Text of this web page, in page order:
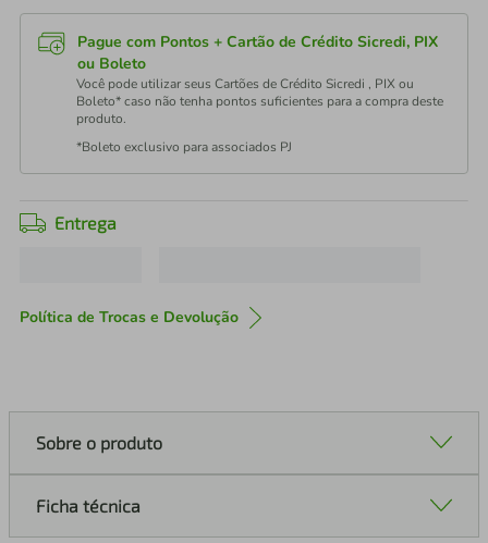
Pague com Pontos + Cartão de Crédito Sicredi, PIX
ou Boleto
Você pode utilizar seus Cartões de Crédito Sicredi , PIX ou
Boleto* caso não tenha pontos suficientes para a compra deste
produto.
*Boleto exclusivo para associados PJ
Entrega
Política de Trocas e Devolução
Sobre o produto
Ficha técnica